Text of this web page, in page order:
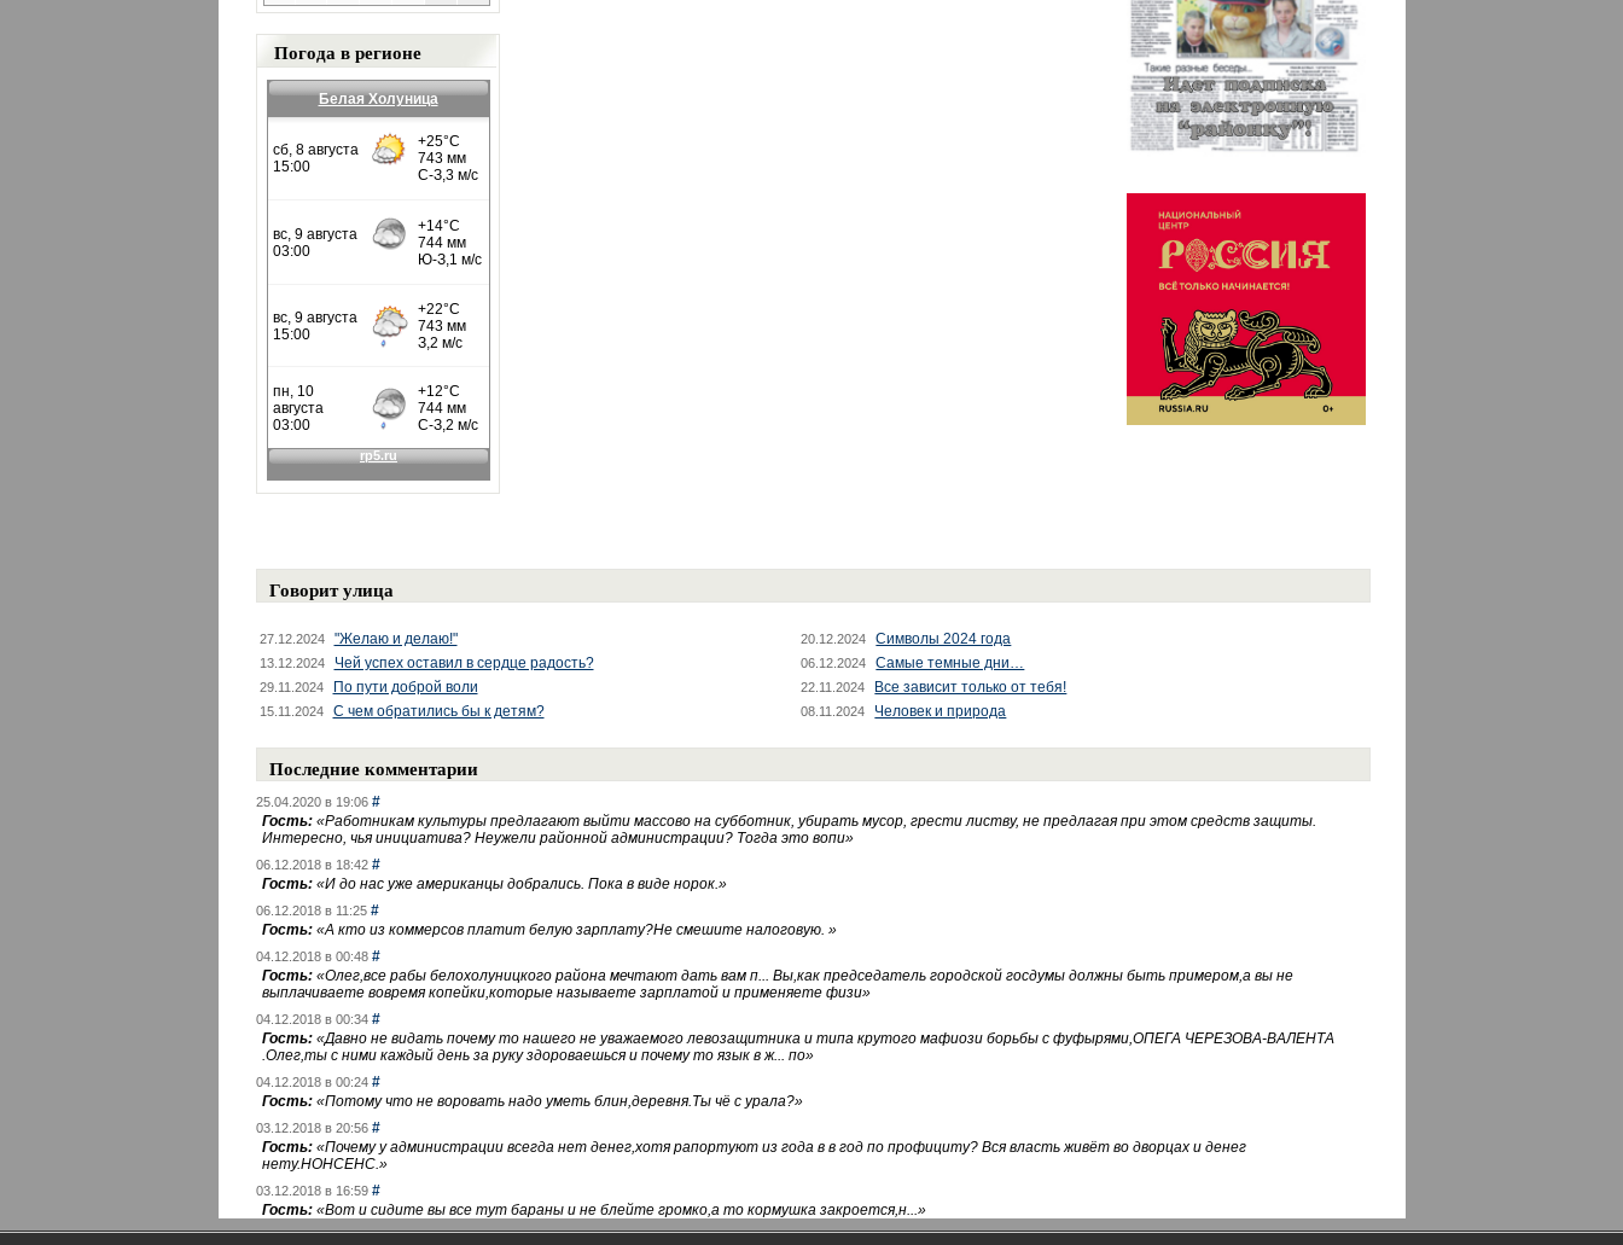
Погода в регионе
Белая Холуница
Говорит улица
27.12.2024 "Желаю и делаю!" 20.12.2024 Символы 2024 года
13.12.2024 Чей успех оставил в сердце радость? 06.12.2024 Самые темные дни…
29.11.2024 По пути доброй воли 22.11.2024 Все зависит только от тебя!
15.11.2024 С чем обратились бы к детям? 08.11.2024 Человек и природа
Последние комментарии
25.04.2020 в 19:06 #
Гость: «Работникам культуры предлагают выйти массово на субботник, убирать мусор, грести листву, не предлагая при этом средств защиты.
Интересно, чья инициатива? Неужели районной администрации? Тогда это вопи»
06.12.2018 в 18:42 #
Гость: «И до нас уже американцы добрались. Пока в виде норок.»
06.12.2018 в 11:25 #
Гость: «А кто из коммерсов платит белую зарплату?Не смешите налоговую. »
04.12.2018 в 00:48 #
Гость: «Олег,все рабы белохолуницкого района мечтают дать вам п... Вы,как председатель городской госдумы должны быть примером,а вы не
выплачиваете вовремя копейки,которые называете зарплатой и применяете физи»
04.12.2018 в 00:34 #
Гость: «Давно не видать почему то нашего не уважаемого левозащитника и типа крутого мафиози борьбы с фуфырями,ОПЕГА ЧЕРЕЗОВА-ВАЛЕНТА
.Олег,ты с ними каждый день за руку здороваешься и почему то язык в ж... по»
04.12.2018 в 00:24 #
Гость: «Потому что не воровать надо уметь блин,деревня.Ты чё с урала?»
03.12.2018 в 20:56 #
Гость: «Почему у администрации всегда нет денег,хотя рапортуют из года в в год по профициту? Вся власть живёт во дворцах и денег
нету.НОНСЕНС.»
03.12.2018 в 16:59 #
Гость: «Вот и сидите вы все тут бараны и не блейте громко,а то кормушка закроется,н...»